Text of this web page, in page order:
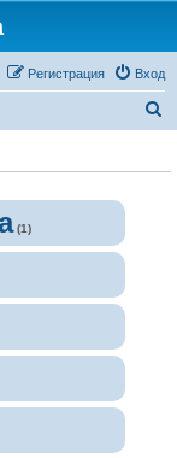
Вход
Регистрация
(1)